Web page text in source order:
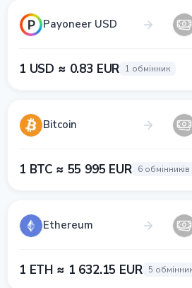
Payoneer USD
1 USD ≈ 0.83 EUR 1 обмінник
Bitcoin
1 BTC ≈ 55 995 EUR 6 обмінників
Ethereum
1 ETH ≈ 1 632.15 EUR 5